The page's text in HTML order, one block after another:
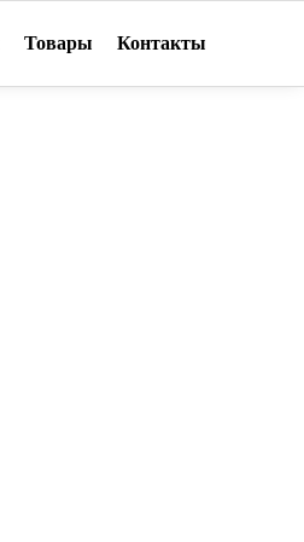
Товары Контакты